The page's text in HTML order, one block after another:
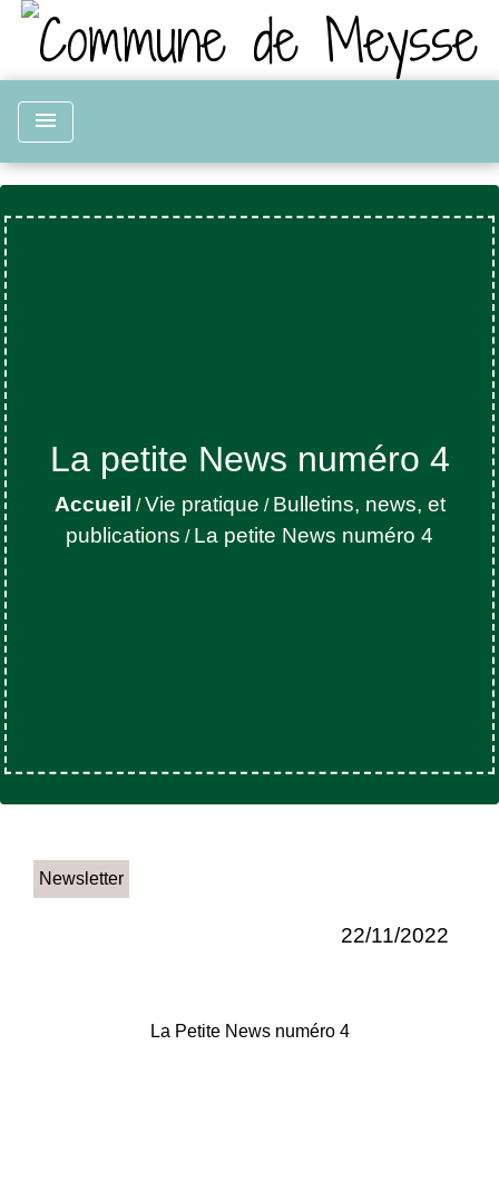
menu
La petite News numéro 4
Accueil /Vie pratique / Bulletins, news, et
publications / La petite News numéro 4
Newsletter
22/11/2022
La Petite News numéro 4